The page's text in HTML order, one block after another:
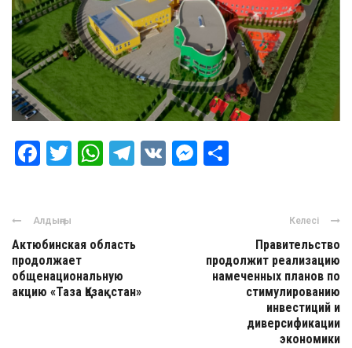
Facebook
Twitter
WhatsApp
Telegram
VK Messenger
Алдыңғы
Актюбинская область
продолжает
общенациональную
акцию «Таза Қазақстан»
Келесі
Правительство
продолжит реализацию
намеченных планов по
стимулированию
инвестиций и
диверсификации
экономики